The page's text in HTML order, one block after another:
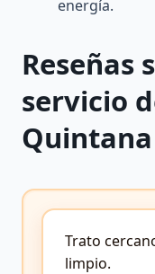
energía.
Reseñas
servicio
Quintana
Trato
limpio.